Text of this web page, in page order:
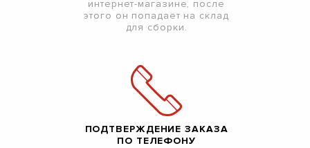
интернет-магазине, после
этого он попадает на склад
для сборки.
ПОДТВЕРЖДЕНИЕ ЗАКАЗА
ПО ТЕЛЕФОНУ